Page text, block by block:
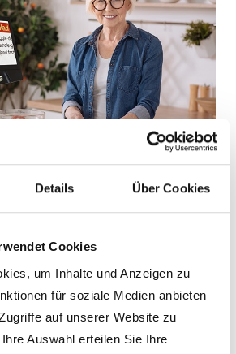
Details Über Cookies
Cookies
um Inhalte und Anzeigen zu
für soziale Medien anbieten
auf unserer Website zu
Auswahl erteilen Sie Ihre